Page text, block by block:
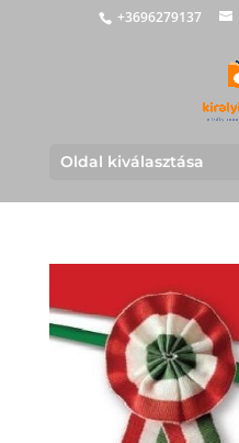
+3696279137
Oldal kiválasztása